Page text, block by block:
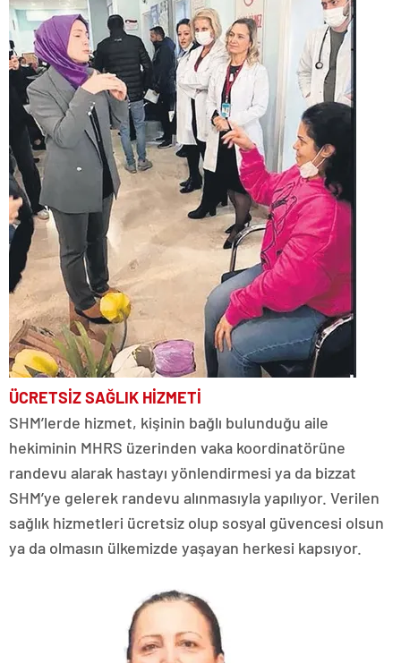
ÜCRETSİZ SAĞLIK HİZMETİ
SHM’lerde hizmet, kişinin bağlı bulunduğu aile
hekiminin MHRS üzerinden vaka koordinatörüne
randevu alarak hastayı yönlendirmesi ya da bizzat
SHM’ye gelerek randevu alınmasıyla yapılıyor. Verilen
sağlık hizmetleri ücretsiz olup sosyal güvencesi olsun
ya da olmasın ülkemizde yaşayan herkesi kapsıyor.